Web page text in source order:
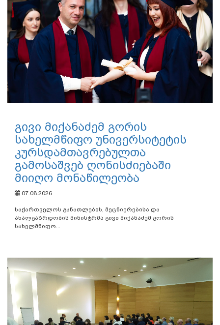
გივი მიქანაძემ გორის
სახელმწიფო უნივერსიტეტის
კურსდამთავრებულთა
გამოსაშვებ ღონისძიებაში
მიიღო მონაწილეობა
07.08.2026
საქართველოს განათლების, მეცნიერებისა და
ახალგაზრდობის მინისტრმა გივი მიქანაძემ გორის
სახელმწიფო...